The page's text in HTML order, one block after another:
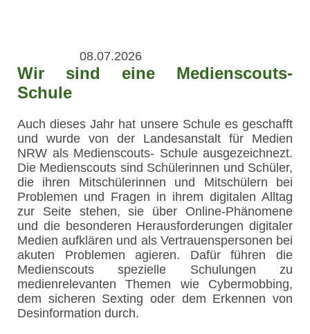
08.07.2026
Wir sind eine Medienscouts-
Schule
Auch dieses Jahr hat unsere Schule es geschafft
und wurde von der Landesanstalt für Medien
NRW als Medienscouts- Schule ausgezeichnezt.
Die Medienscouts sind Schülerinnen und Schüler,
die ihren Mitschülerinnen und Mitschülern bei
Problemen und Fragen in ihrem digitalen Alltag
zur Seite stehen, sie über Online-Phänomene
und die besonderen Herausforderungen digitaler
Medien aufklären und als Vertrauenspersonen bei
akuten Problemen agieren. Dafür führen die
Medienscouts spezielle Schulungen zu
medienrelevanten Themen wie Cybermobbing,
dem sicheren Sexting oder dem Erkennen von
Desinformation durch.